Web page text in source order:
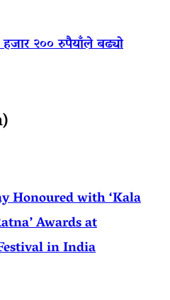
२०० रुपैयाँले बढ्यो
Honoured with ‘Kala
Awards at
in India